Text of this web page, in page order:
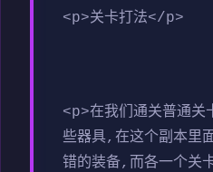
<p>关卡打法</p>
<p>在我们通关普通
些器具,在这个副本里
错的装备,而各一个关